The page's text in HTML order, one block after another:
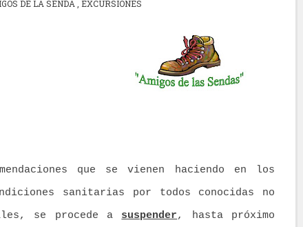
DE LA SENDA EXCURSIONES
que se vienen haciendo en los
sanitarias por todos conocidas no
se procede a suspender, hasta próximo